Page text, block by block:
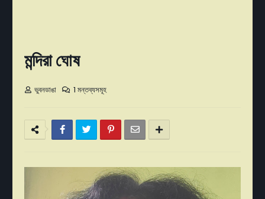
মন্দিরা ঘোষ
ভুবনডাঙা 1 মন্তব্যসমূহ